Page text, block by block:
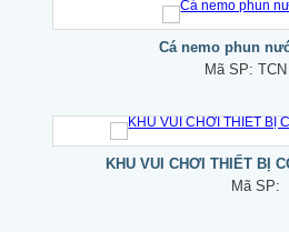
Cá nemo phun
Mã SP:
KHU VUI CHƠI THIẾT BỊ
Mã SP: